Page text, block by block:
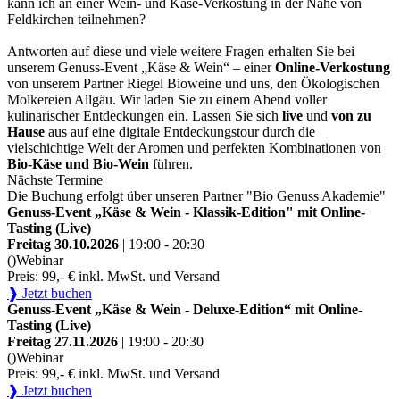
Feldkirchen teilnehmen?
Antworten auf diese und viele weitere Fragen erhalten Sie bei
unserem Genuss-Event „Käse & Wein“ – einerOnline-Verkostung
von unserem Partner Riegel Bioweine und uns, den Ökologischen
Molkereien Allgäu. Wir laden Sie zu einem Abend voller
kulinarischer Entdeckungen ein. Lassen Sie sich live und von zu
Hause aus auf eine digitale Entdeckungstour durch die
vielschichtige Welt der Aromen und perfekten Kombinationen von
Bio-Käse und Bio-Wein führen.
Nächste Termine
Die Buchung erfolgt über unseren Partner "Bio Genuss Akademie"
Genuss-Event „Käse & Wein - Klassik-Edition" mit Online-
Tasting (Live)
Freitag 30.10.2026 | 19:00 - 20:30
()Webinar
Preis: 99,- € inkl. MwSt. und Versand
❱ Jetzt buchen
Genuss-Event „Käse & Wein - Deluxe-Edition“ mit Online-
Tasting (Live)
Freitag 27.11.2026 | 19:00 - 20:30
()Webinar
Preis: 99,- € inkl. MwSt. und Versand
❱ Jetzt buchen